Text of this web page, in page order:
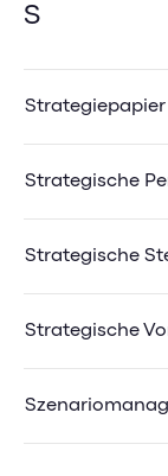
S
Strategiepapier
Strategische
Strategische
Strategische